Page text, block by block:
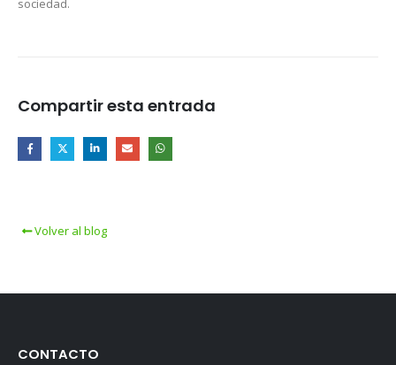
sociedad.
Compartir esta entrada
Volver al blog
CONTACTO